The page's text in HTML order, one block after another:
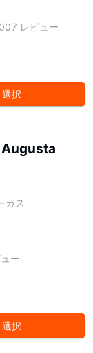
レビュー
選択
ガス
ー
選択